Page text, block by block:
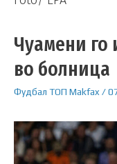
Чуамени го
во болница
Фудбал ТОП Makfax/